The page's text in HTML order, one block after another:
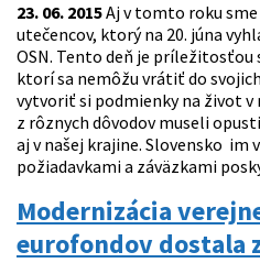
23. 06. 2015Aj v tomto roku
utečencov, ktorý na 20. júna
OSN. Tento deň je príležitosťou
ktorí sa nemôžu vrátiť do
vytvoriť si podmienky na život
z rôznych dôvodov museli
aj v našej krajine. Slovensko im
požiadavkami a záväzkami
Modernizácia
eurofondov dostala